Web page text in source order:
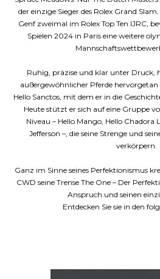
der einzige Sieger des Rolex Grand
Genf zweimal im Rolex Top Ten IJRC,
Spielen 2024 in Paris eine weitere
Ruhig, präzise und klar unter Druck,
außergewöhnlicher Pferde hervorgetan
Hello Sanctos, mit dem er in die
Heute stützt er sich auf eine Gruppe
Niveau – Hello Mango, Hello Chadora
Jefferson –, die seine Strenge und
verkörpern.
Ganz im Sinne seines Perfektionismus
CWD seine Trense The One – Der
Anspruch und seinen
Entdecken Sie sie in den